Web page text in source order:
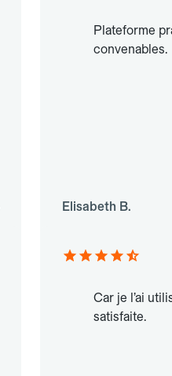
Plateforme
convenables.
Elisabeth B.
Car je l’ai
satisfaite.